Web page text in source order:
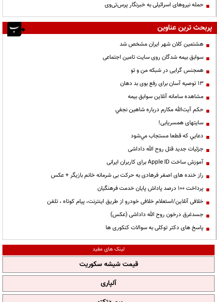
حمله نیروهای اسرائیلی به خبرنگار پرس‌تی‌وی
پربحث ترین عناوین
هشتمین کلان شهر ایران مشخص شد
سوابق بیمه شدگان روی سایت تامین اجتماعی
همجنس گرایی در شبکه من و تو
13 توصیه آسان برای رفع بوی بد دهان
مشاهده سامانه آنلاين سوابق بیمه
حكم آيت‌الله مكارم درباره شاهين نجفي
سایتهای همسریابی!
دعايي كه قطعا مستجاب مي‌شود
جزئیات جدید قتل روح الله داداشی
آموزش ساخت Apple ID برای کاربران ایرانی
راز خنده های اصغر فرهادی به حرکت بی شرمانه خانم بازیگر + عکس
پرداخت ۱۰۰ درصد پاداش پایان خدمت فرهنگیان
خلافی آنلاین/استعلام خلافی خودرو از طریق اینترنت، پیام کوتاه ، تلفن
جسدغرق درخون روح الله داداشی (عکس)
پاسخ های دکتر توکلی به سوالات کنکوری ها
لینک های مفید
قیمت شیشه سکوریت
آلپاری